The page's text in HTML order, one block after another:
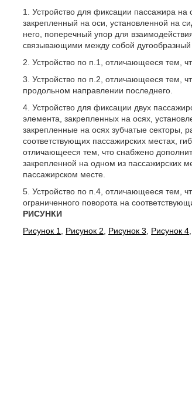
1. Устройство для фиксации пассажира на
закрепленный на оси, установленной на
него, поперечный упор для
связывающими между собой
2. Устройство по п.1, отличающееся тем,
3. Устройство по п.2, отличающееся тем,
продольном направлении последнего.
4. Устройство для фиксации двух
элемента, закрепленных на осях,
закрепленные на осях зубчатые секторы,
соответствующих пассажирских местах,
отличающееся тем, что снабжено
закрепленной на одном из пассажирских
пассажирском месте.
5. Устройство по п.4, отличающееся тем,
ограниченного поворота на
РИСУНКИ
Рисунок 1
Рисунок 2 Рисунок 3 Рисунок 4